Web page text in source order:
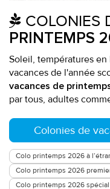
COLONIES
PRINTEMPS
Soleil, températures
vacances de l'année
vacances de
par tous, adultes
Colonies de
Colo printemps 2026 à
Colo printemps 2026
Colo printemps 2026